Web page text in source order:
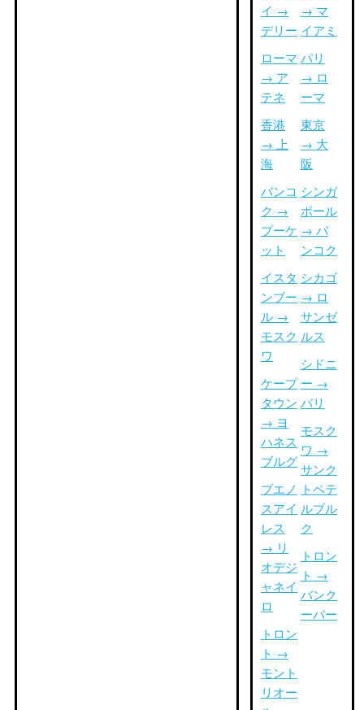
イ →
デリー
ローマ
→ ア
テネ
香港
→ 上
海
バンコ
ク →
プーケ
ット
イスタ
ンブー
ル →
モスク
ワ
ケープ
タウン
→ ヨ
ハネス
ブルグ
ブエノ
スアイ
レス
→ リ
オデジ
ャネイ
ロ
トロン
ト →
モント
リオー
→ マ
イアミ
パリ
→ ロ
ーマ
東京
→ 大
阪
シンガ
ポール
→ バ
ンコク
シカゴ
→ ロ
サンゼ
ルス
シドニ
ー →
バリ
モスク
ワ →
サンク
トペテ
ルブル
ク
トロン
ト →
バンク
ーバー